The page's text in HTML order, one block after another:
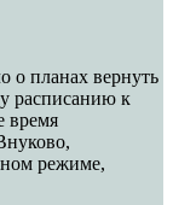
расписанию к
время
режиме,